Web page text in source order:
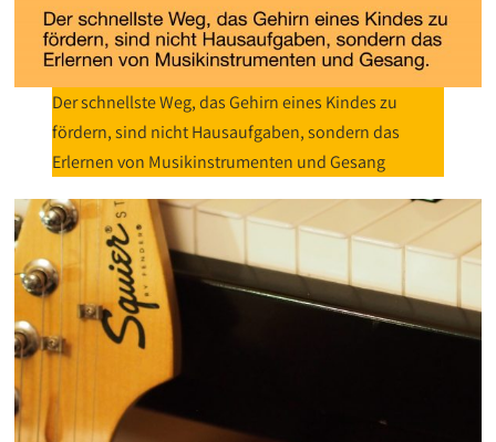
Der schnellste Weg, das Gehirn eines Kindes zu
fördern, sind nicht Hausaufgaben, sondern das
Erlernen von Musikinstrumenten und Gesang